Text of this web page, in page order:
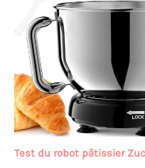
Test du robot pâtissier